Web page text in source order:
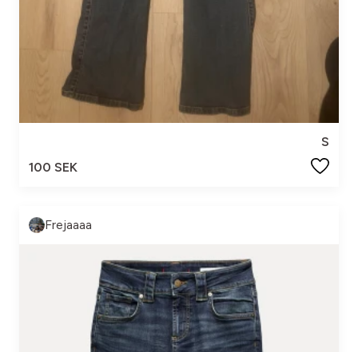
S
100 SEK
Frejaaaa